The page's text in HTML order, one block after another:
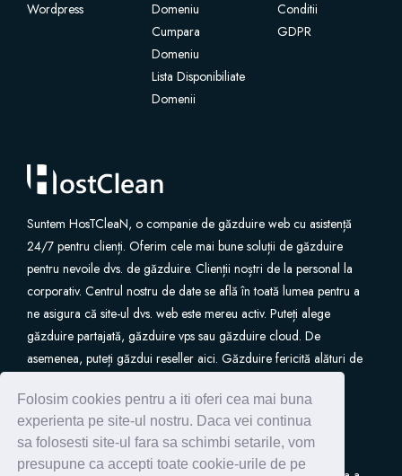
Folosim cookies pentru a iti oferi cea mai buna
experienta pe site-ul nostru. Daca vei continua
sa folosesti site-ul fara sa schimbi setarile, vom
presupune ca accepti toate cookie-urile de pe
Servere Dedicate
Protecție site
Professional Email
Website Backup
VPN
SEO Tools
Wordpress
Domeniu
Cumpara
Domeniu
Lista Disponibiliate
Domenii
Conditii
GDPR
Suntem HosTCleaN, o companie de găzduire web cu asistență
24/7 pentru clienți. Oferim cele mai bune soluții de găzduire
pentru nevoile dvs. de găzduire. Clienții noștri de la personal la
corporativ. Centrul nostru de date se află în toată lumea pentru a
ne asigura că site-ul dvs. web este mereu activ. Puteți alege
găzduire partajată, găzduire vps sau găzduire cloud. De
asemenea, puteți găzdui reseller aici. Găzduire fericită alături de